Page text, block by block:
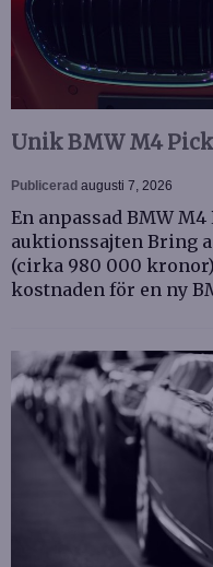
Unik BMW M4
Publicerad augusti 7, 2026
En anpassad BMW
auktionssajten Bring
(cirka 980 000
kostnaden för en ny